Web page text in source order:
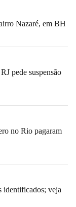
Nazaré, em BH
pede suspensão
no Rio pagaram
identificados; veja